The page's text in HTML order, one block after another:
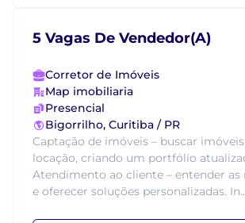
5 Vagas De Vendedor(A)
Corretor de Imóveis
Map imobiliaria
Presencial
Bigorrilho, Curitiba / PR
Captação de imóveis – buscar
locação, criando um portfólio
Atendimento ao cliente – entender as
e oferecer soluções personalizadas.